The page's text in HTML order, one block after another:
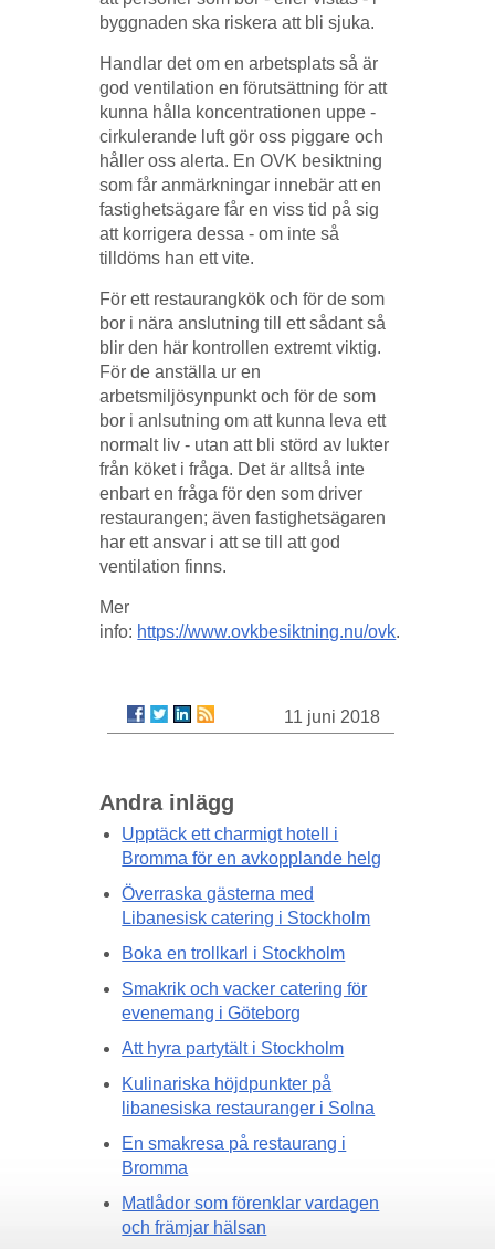
byggnaden ska riskera att bli sjuka.
Handlar det om en arbetsplats så är
god ventilation en förutsättning för att
kunna hålla koncentrationen uppe -
cirkulerande luft gör oss piggare och
håller oss alerta. En OVK besiktning
som får anmärkningar innebär att en
fastighetsägare får en viss tid på sig
att korrigera dessa - om inte så
tilldöms han ett vite.
För ett restaurangkök och för de som
bor i nära anslutning till ett sådant så
blir den här kontrollen extremt viktig.
För de anställa ur en
arbetsmiljösynpunkt och för de som
bor i anlsutning om att kunna leva ett
normalt liv - utan att bli störd av lukter
från köket i fråga. Det är alltså inte
enbart en fråga för den som driver
restaurangen; även fastighetsägaren
har ett ansvar i att se till att god
ventilation finns.
Mer
info: https://www.ovkbesiktning.nu/ovk.
11 juni 2018
Andra inlägg
Upptäck ett charmigt hotell i
Bromma för en avkopplande helg
Överraska gästerna med
Libanesisk catering i Stockholm
Boka en trollkarl i Stockholm
Smakrik och vacker catering för
evenemang i Göteborg
Att hyra partytält i Stockholm
Kulinariska höjdpunkter på
libanesiska restauranger i Solna
En smakresa på restaurang i
Bromma
Matlådor som förenklar vardagen
och främjar hälsan